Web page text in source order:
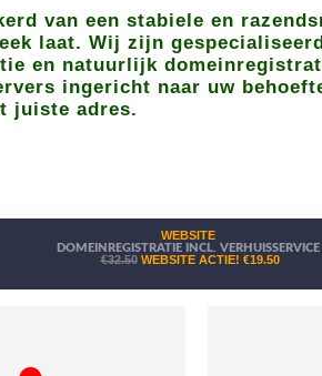
van een stabiele en
laat. Wij zijn
en natuurlijk
ingericht naar uw
juiste adres.
WEBSITE
DOMEINREGISTRATIE INCL. VERHUISSERVICE
€32.50 WEBSITE ACTIE! €19.50